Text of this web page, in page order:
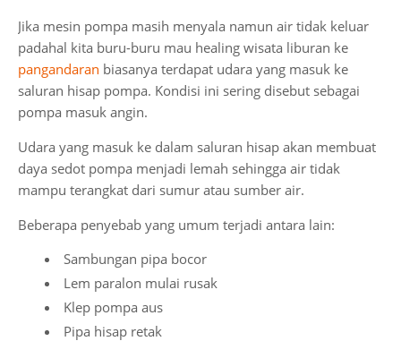
Jika mesin pompa masih menyala namun air tidak keluar
padahal kita buru-buru mau healing wisata liburan ke
pangandaran biasanya terdapat udara yang masuk ke
saluran hisap pompa. Kondisi ini sering disebut sebagai
pompa masuk angin.
Udara yang masuk ke dalam saluran hisap akan membuat
daya sedot pompa menjadi lemah sehingga air tidak
mampu terangkat dari sumur atau sumber air.
Beberapa penyebab yang umum terjadi antara lain:
Sambungan pipa bocor
Lem paralon mulai rusak
Klep pompa aus
Pipa hisap retak